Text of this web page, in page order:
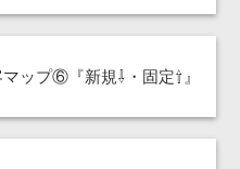
ップ⑥『新規⇩・固定⇧』